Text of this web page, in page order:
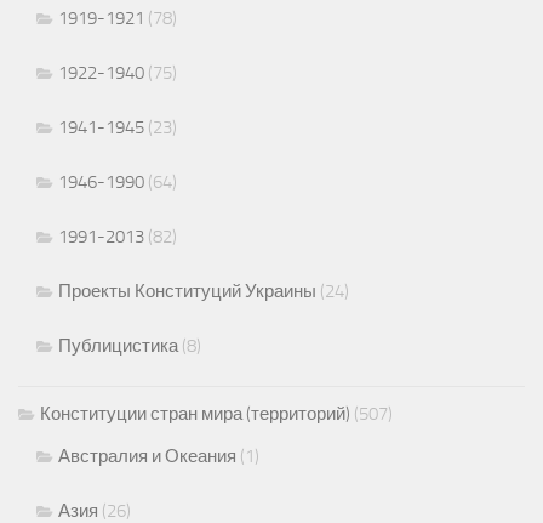
1919-1921 (78)
1922-1940 (75)
1941-1945 (23)
1946-1990 (64)
1991-2013 (82)
Проекты Конституций Украины (24)
Публицистика(8)
Конституции стран мира (территорий) (507)
Австралия и Океания (1)
Азия (26)